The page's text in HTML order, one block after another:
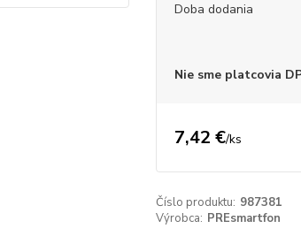
Doba dodania
Nie sme platcovia
7,42 €/ks
Číslo produktu: 987381
Výrobca: PREsmartfon